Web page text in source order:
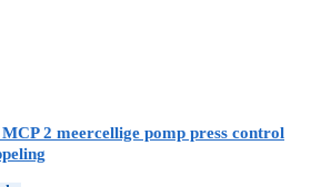
2 meercellige pomp press control